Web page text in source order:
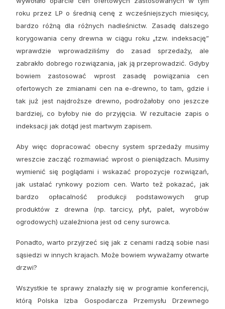
roku przez LP o średnią cenę z wcześniejszych miesięcy,
bardzo różną dla różnych nadleśnictw. Zasadę dalszego
korygowania ceny drewna w ciągu roku „tzw. indeksację”
wprawdzie wprowadziliśmy do zasad sprzedaży, ale
zabrakło dobrego rozwiązania, jak ją przeprowadzić. Gdyby
bowiem zastosować wprost zasadę powiązania cen
ofertowych ze zmianami cen na e-drewno, to tam, gdzie i
tak już jest najdroższe drewno, podrożałoby ono jeszcze
bardziej, co byłoby nie do przyjęcia. W rezultacie zapis o
indeksacji jak dotąd jest martwym zapisem.
Aby więc dopracować obecny system sprzedaży musimy
wreszcie zacząć rozmawiać wprost o pieniądzach. Musimy
wymienić się poglądami i wskazać propozycje rozwiązań,
jak ustalać rynkowy poziom cen. Warto też pokazać, jak
bardzo opłacalność produkcji podstawowych grup
produktów z drewna (np. tarcicy, płyt, palet, wyrobów
ogrodowych) uzależniona jest od ceny surowca.
Ponadto, warto przyjrzeć się jak z cenami radzą sobie nasi
sąsiedzi w innych krajach. Może bowiem wyważamy otwarte
drzwi?
Wszystkie te sprawy znalazły się w programie konferencji,
którą Polska Izba Gospodarcza Przemysłu Drzewnego